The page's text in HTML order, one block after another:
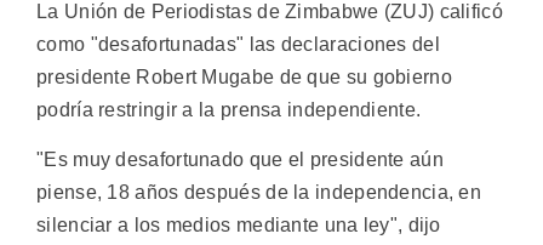
La Unión de Periodistas de Zimbabwe (ZUJ) calificó
como "desafortunadas" las declaraciones del
presidente Robert Mugabe de que su gobierno
podría restringir a la prensa independiente.
"Es muy desafortunado que el presidente aún
piense, 18 años después de la independencia, en
silenciar a los medios mediante una ley", dijo